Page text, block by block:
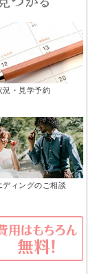
況・見学予約
ディングのご相談